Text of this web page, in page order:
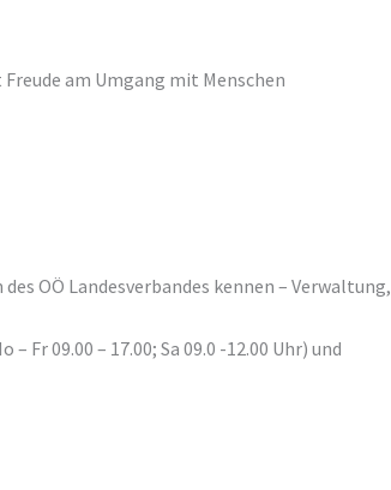
am Umgang mit Menschen
OÖ Landesverbandes kennen – Verwaltung,
09.00 – 17.00; Sa 09.0 -12.00 Uhr) und